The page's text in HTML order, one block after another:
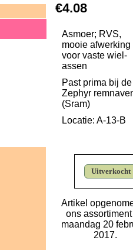
€4.08
Asmoer; RVS,
mooie afwerking
voor vaste wiel-
assen
Past prima bij de
Zephyr
(Sram)
Locatie: A-13-B
Uitverkocht
Artikel
ons
maandag 20
2017.